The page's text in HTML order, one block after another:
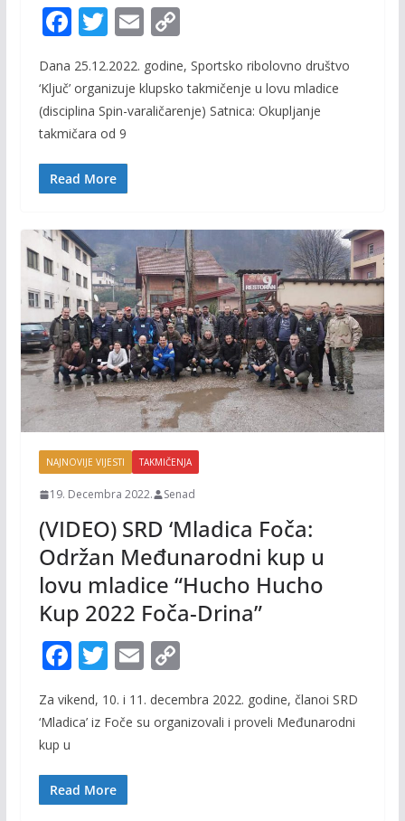
F
e
b
o
o
k
T
itt
er
E
m
ai
l
C
p
y
Dana 25.12.2022. godine, Sportsko ribolovno društvo
‘Ključ’ organizuje klupsko takmičenje u lovu mladice
(disciplina Spin-varaličarenje) Satnica: Okupljanje
takmičara od 9
Read More
NAJNOVIJE VIJESTI TAKMIČENJA
19. Decembra 2022. Senad
(VIDEO) SRD ‘Mladica Foča:
Održan Međunarodni kup u
lovu mladice “Hucho Hucho
Kup 2022 Foča-Drina”
F
ac
e
o
o
T
itt
E
m
ai
C
o
p
Za vikend, 10. i 11. decembra 2022. godine, članoi SRD
‘Mladica’ iz Foče su organizovali i proveli Međunarodni
kup u
Read More